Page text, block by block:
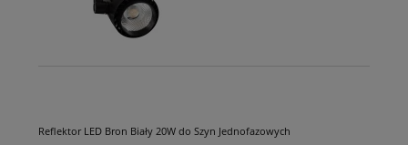
Reflektor LED Bron Biały 20W do Szyn Jednofazowych